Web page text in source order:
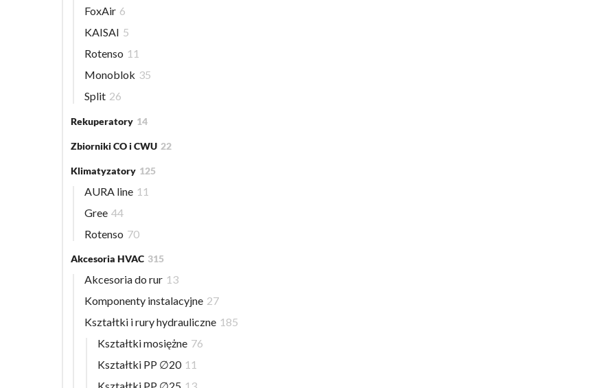
FoxAir 6
KAISAI 5
Rotenso 11
Monoblok 35
Split 26
Rekuperatory 14
Zbiorniki CO i CWU 22
Klimatyzatory 125
AURA line 11
Gree 44
Rotenso 70
Akcesoria HVAC 315
Akcesoria do rur 13
Komponenty instalacyjne 27
Kształtki i rury hydrauliczne 185
Kształtki mosiężne 76
Kształtki PP ∅20 11